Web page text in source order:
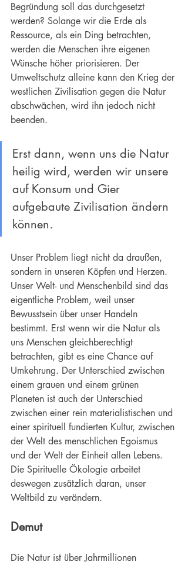
Begründung soll das durchgesetzt
werden? Solange wir die Erde als
Ressource, als ein Ding betrachten,
werden die Menschen ihre eigenen
Wünsche höher priorisieren. Der
Umweltschutz alleine kann den Krieg der
westlichen Zivilisation gegen die Natur
abschwächen, wird ihn jedoch nicht
beenden.
Erst dann, wenn uns die Natur
heilig wird, werden wir unsere
auf Konsum und Gier
aufgebaute Zivilisation ändern
können.
Unser Problem liegt nicht da draußen,
sondern in unseren Köpfen und Herzen.
Unser Welt- und Menschenbild sind das
eigentliche Problem, weil unser
Bewusstsein über unser Handeln
bestimmt. Erst wenn wir die Natur als
uns Menschen gleichberechtigt
betrachten, gibt es eine Chance auf
Umkehrung. Der Unterschied zwischen
einem grauen und einem grünen
Planeten ist auch der Unterschied
zwischen einer rein materialistischen und
einer spirituell fundierten Kultur, zwischen
der Welt des menschlichen Egoismus
und der Welt der Einheit allen Lebens.
Die Spirituelle Ökologie arbeitet
deswegen zusätzlich daran, unser
Weltbild zu verändern.
Demut
Die Natur ist über Jahrmillionen